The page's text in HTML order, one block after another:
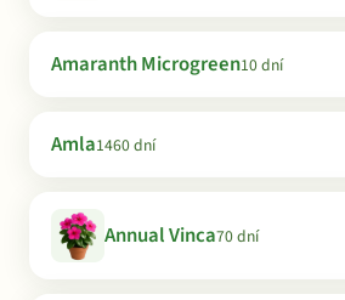
Amaranth Microgreen10 dní
Amla1460 dní
Annual Vinca70 dní